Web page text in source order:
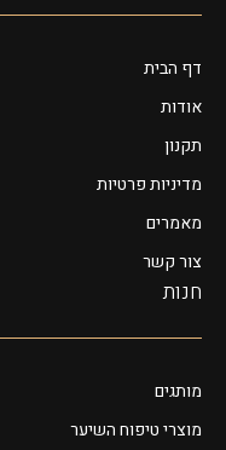
דף הבית
אודות
תקנון
מדיניות פרטיות
מאמרים
צור קשר
חנות
מותגים
מוצרי טיפוח השיער